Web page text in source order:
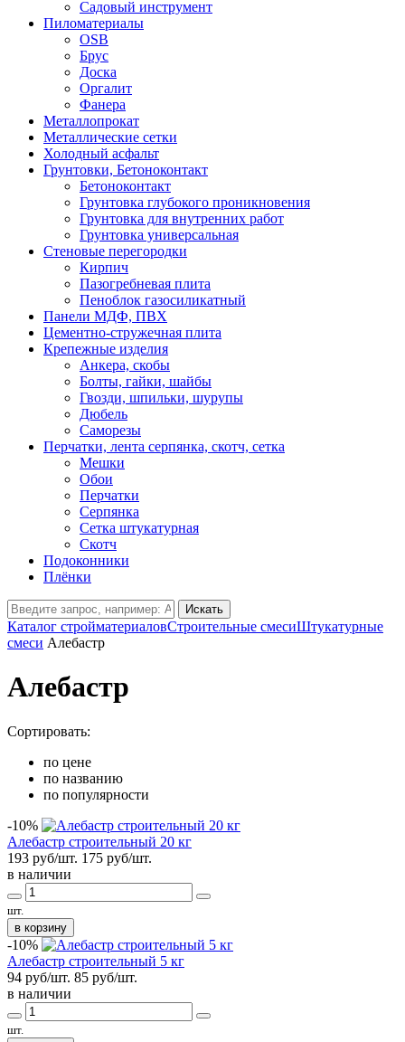
Садовый инструмент
Пиломатериалы
OSB
Брус
Доска
Оргалит
Фанера
Металлопрокат
Металлические сетки
Холодный асфальт
Грунтовки, Бетоноконтакт
Бетоноконтакт
Грунтовка глубокого проникновения
Грунтовка для внутренних работ
Грунтовка универсальная
Стеновые перегородки
Кирпич
Пазогребневая плита
Пеноблок газосиликатный
Панели МДФ, ПВХ
Цементно-стружечная плита
Крепежные изделия
Анкера, скобы
Болты, гайки, шайбы
Гвозди, шпильки, шурупы
Дюбель
Саморезы
Перчатки, лента серпянка, скотч, сетка
Мешки
Обои
Перчатки
Серпянка
Сетка штукатурная
Скотч
Подоконники
Плёнки
Искать
Каталог стройматериаловСтроительные смесиШтукатурные
смеси Алебастр
Алебастр
Сортировать:
по цене
по названию
по популярности
-10%
Алебастр строительный 20 кг
193 руб/шт. 175 руб/шт.
в наличии
шт.
в корзину
-10%
Алебастр строительный 5 кг
94 руб/шт. 85 руб/шт.
в наличии
шт.